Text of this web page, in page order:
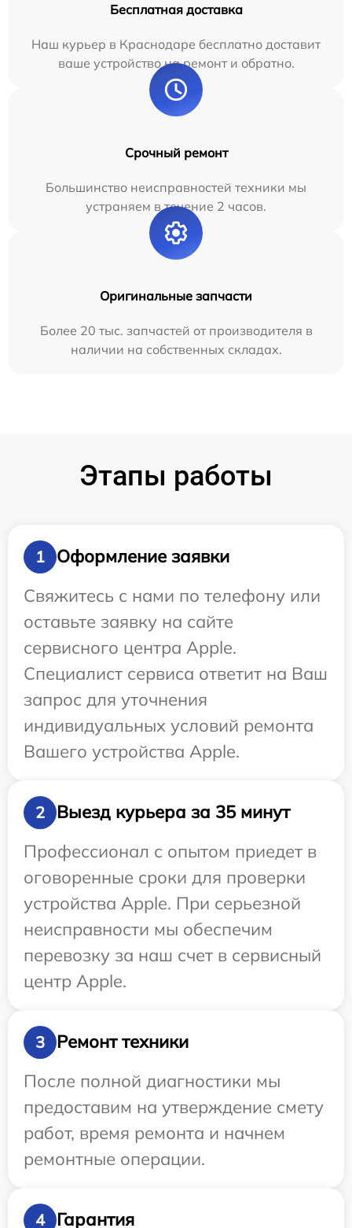
Бесплатная доставка
Наш курьер в Краснодаре бесплатно доставит
ваше устройство на ремонт и обратно.
Срочный ремонт
Большинство неисправностей техники мы
устраняем в течение 2 часов.
Оригинальные запчасти
Более 20 тыс. запчастей от производителя в
наличии на собственных складах.
Этапы работы
1
Оформление заявки
Свяжитесь с нами по телефону или
оставьте заявку на сайте
сервисного центра Apple.
Специалист сервиса ответит на Ваш
запрос для уточнения
индивидуальных условий ремонта
Вашего устройства Apple.
2
Выезд курьера за 35 минут
Профессионал с опытом приедет в
оговоренные сроки для проверки
устройства Apple. При серьезной
неисправности мы обеспечим
перевозку за наш счет в сервисный
центр Apple.
3
Ремонт техники
После полной диагностики мы
предоставим на утверждение смету
работ, время ремонта и начнем
ремонтные операции.
4 Гарантия